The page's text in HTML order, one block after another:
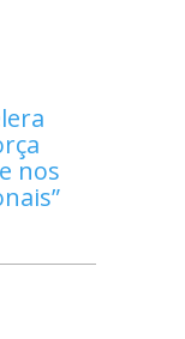
nos